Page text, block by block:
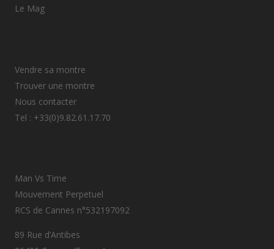
Le Mag
Vendre sa montre
Trouver une montre
Nous contacter
Tel : +33(0)9.82.61.17.70
Man Vs Time
Mouvement Perpetuel
RCS de Cannes n°532197092
89 Rue d’Antibes